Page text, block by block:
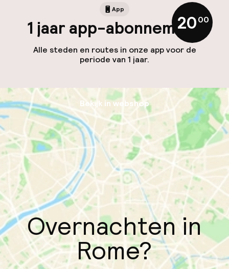
App
1 jaar app-abonnement
Alle steden en routes in onze app voor de
periode van 1 jaar.
20,00
Bekijk in webshop
Overnachten in
Rome?